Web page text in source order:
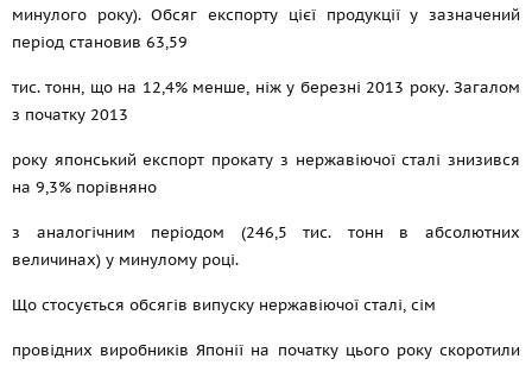
минулого року). Обсяг експорту цієї продукції у зазначений
період становив 63,59
тис. тонн, що на 12,4% менше, ніж у березні 2013 року. Загалом
з початку 2013
року японський експорт прокату з нержавіючої сталі знизився
на 9,3% порівняно
з аналогічним періодом (246,5 тис. тонн в абсолютних
величинах) у минулому році.
Що стосується обсягів випуску нержавіючої сталі, сім
провідних виробників Японії на початку цього року скоротили